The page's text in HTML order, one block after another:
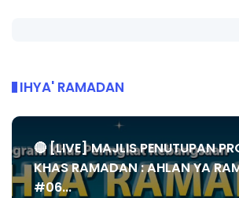
IHYA' RAMADAN
🔴 [LIVE] MAJLIS PENUTUPAN
KHAS RAMADAN : AHLAN YA
#06...